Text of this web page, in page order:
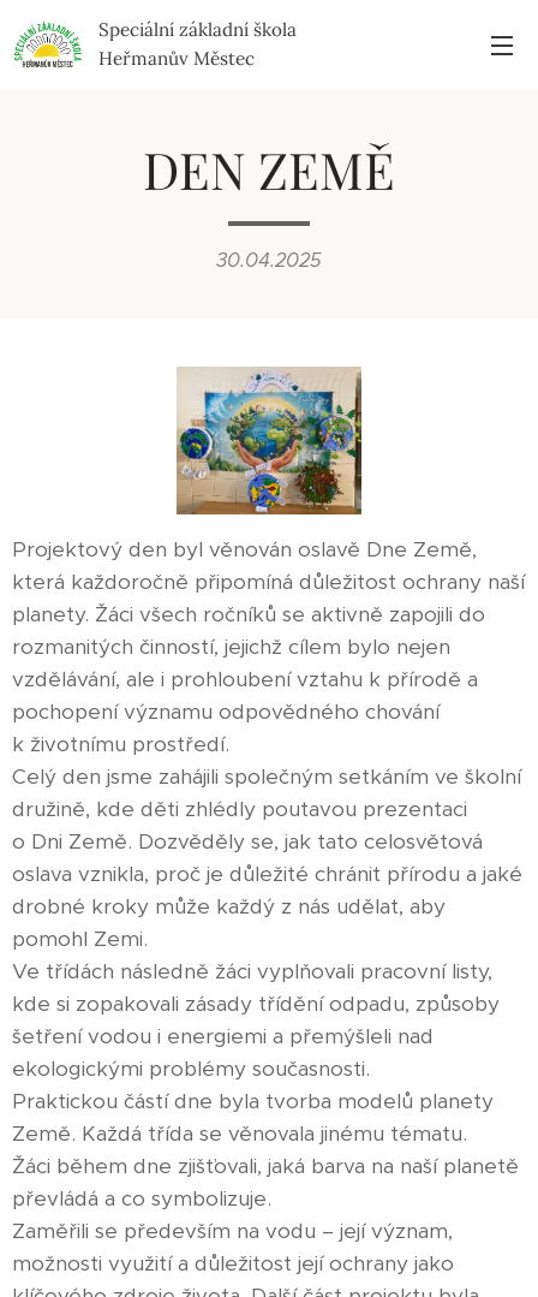
Speciální základní škola
Heřmanův Městec
DEN ZEMĚ
30.04.2025
Projektový den byl věnován oslavě Dne Země,
která každoročně připomíná důležitost ochrany naší
planety. Žáci všech ročníků se aktivně zapojili do
rozmanitých činností, jejichž cílem bylo nejen
vzdělávání, ale i prohloubení vztahu k přírodě a
pochopení významu odpovědného chování
k životnímu prostředí.
Celý den jsme zahájili společným setkáním ve školní
družině, kde děti zhlédly poutavou prezentaci
o Dni Země. Dozvěděly se, jak tato celosvětová
oslava vznikla, proč je důležité chránit přírodu a jaké
drobné kroky může každý z nás udělat, aby
pomohl Zemi.
Ve třídách následně žáci vyplňovali pracovní listy,
kde si zopakovali zásady třídění odpadu, způsoby
šetření vodou i energiemi a přemýšleli nad
ekologickými problémy současnosti.
Praktickou částí dne byla tvorba modelů planety
Země. Každá třída se věnovala jinému tématu.
Žáci během dne zjišťovali, jaká barva na naší planetě
převládá a co symbolizuje.
Zaměřili se především na vodu – její význam,
možnosti využití a důležitost její ochrany jako